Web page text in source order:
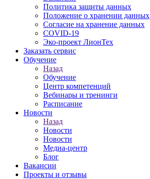
Политика защиты данных
Положение о хранении данных
Согласие на хранение данных
COVID-19
Эко-проект ЛионТех
Заказать сервис
Обучение
Назад
Обучение
Центр компетенций
Вебинары и тренинги
Расписание
Новости
Назад
Новости
Новости
Медиа-центр
Блог
Вакансии
Проекты и отзывы